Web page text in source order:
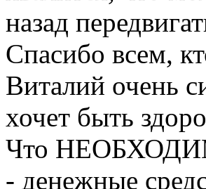
назад
Спасибо всем,
Виталий очень
хочет быть
Что
- денежные